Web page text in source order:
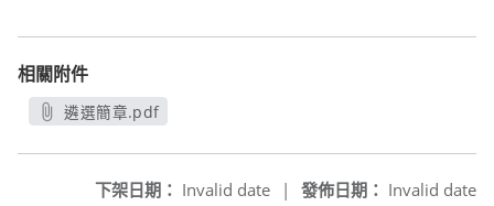
相關附件
遴選簡章.pdf
發佈日期： Invalid date
下架日期： Invalid date
|